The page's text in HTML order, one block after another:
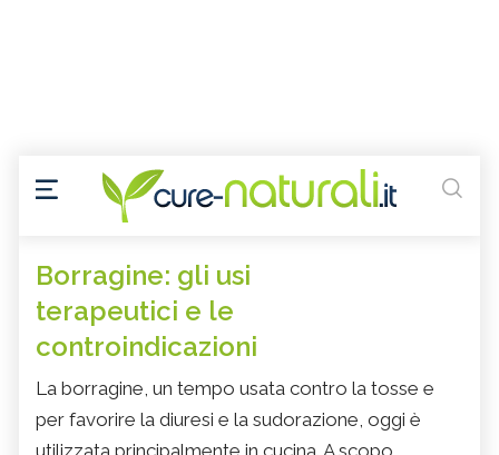
Borragine: gli usi
terapeutici e le
controindicazioni
La borragine, un tempo usata contro la tosse e
per favorire la diuresi e la sudorazione, oggi è